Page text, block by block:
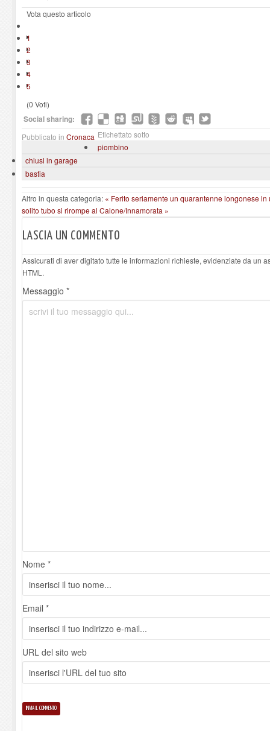
Vota questo articolo
1
2
3
4
5
(0 Voti)
Social sharing:
Pubblicato in Cronaca Etichettato sotto
piombino
chiusi in garage
bastia
Altro in questa categoria: « Ferito seriamente un quarantenne longonese
solito tubo si rirompe al Calone/Innamorata »
LASCIA UN COMMENTO
Assicurati di aver digitato tutte le informazioni richieste, evidenziate da un
HTML.
Messaggio *
Nome *
Email *
URL del sito web